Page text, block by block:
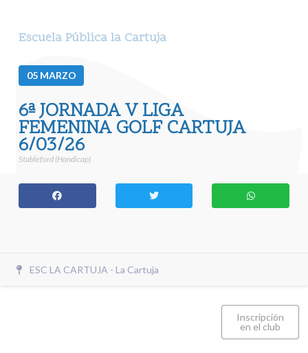
Escuela Pública la Cartuja
05 MARZO
6ª JORNADA V LIGA
FEMENINA GOLF CARTUJA
6/03/26
Stableford (Handicap)
ESC LA CARTUJA - La Cartuja
Inscripción
en el club